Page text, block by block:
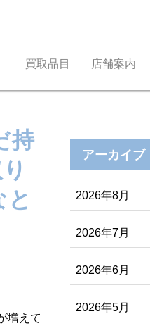
買取品目 店舗案内
持
増えて
アーカイブ
2026年8月
2026年7月
2026年6月
2026年5月